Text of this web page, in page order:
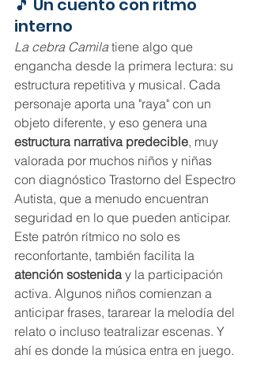
🎵 Un cuento con ritmo
interno
La cebra Camila tiene algo que
engancha desde la primera lectura: su
estructura repetitiva y musical. Cada
personaje aporta una "raya" con un
objeto diferente, y eso genera una
estructura narrativa predecible, muy
valorada por muchos niños y niñas
con diagnóstico Trastorno del Espectro
Autista, que a menudo encuentran
seguridad en lo que pueden anticipar.
Este patrón rítmico no solo es
reconfortante, también facilita la
atención sostenida y la participación
activa. Algunos niños comienzan a
anticipar frases, tararear la melodía del
relato o incluso teatralizar escenas. Y
ahí es donde la música entra en juego.